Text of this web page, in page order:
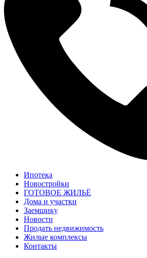
Ипотека
Новостройки
ГОТОВОЕ ЖИЛЬЁ
Дома и участки
Заемщику
Новости
Продать недвижимость
Жилые комплексы
Контакты